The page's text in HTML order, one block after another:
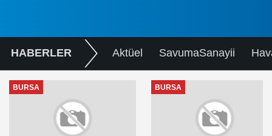
HABERLER Aktüel SavumaSanayii
BURSA BURSA